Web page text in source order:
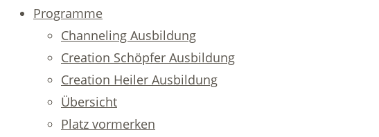
Programme
Channeling Ausbildung
Creation Schöpfer Ausbildung
Creation Heiler Ausbildung
Übersicht
Platz vormerken